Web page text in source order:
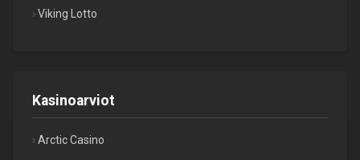
Viking Lotto
Kasinoarviot
Arctic Casino